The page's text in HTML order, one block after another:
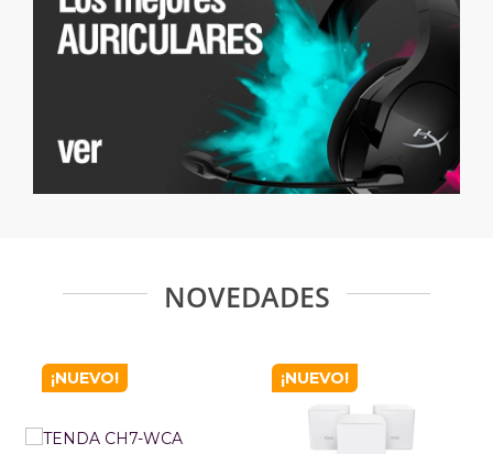
NOVEDADES
¡NUEVO! ¡NUEVO!